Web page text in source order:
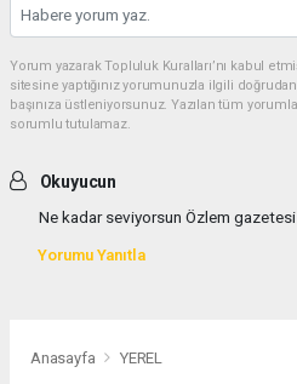
Yorum yazarak Topluluk Kuralları’nı kabul
sitesine yaptığınız yorumunuzla ilgili
başınıza üstleniyorsunuz. Yazılan tüm
sorumlu tutulamaz.
Okuyucun
Ne kadar seviyorsun Özlem
Yorumu Yanıtla
Anasayfa YEREL